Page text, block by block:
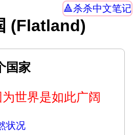
杀杀中文笔记
(Flatland)
国家
世界是如此广阔
状况